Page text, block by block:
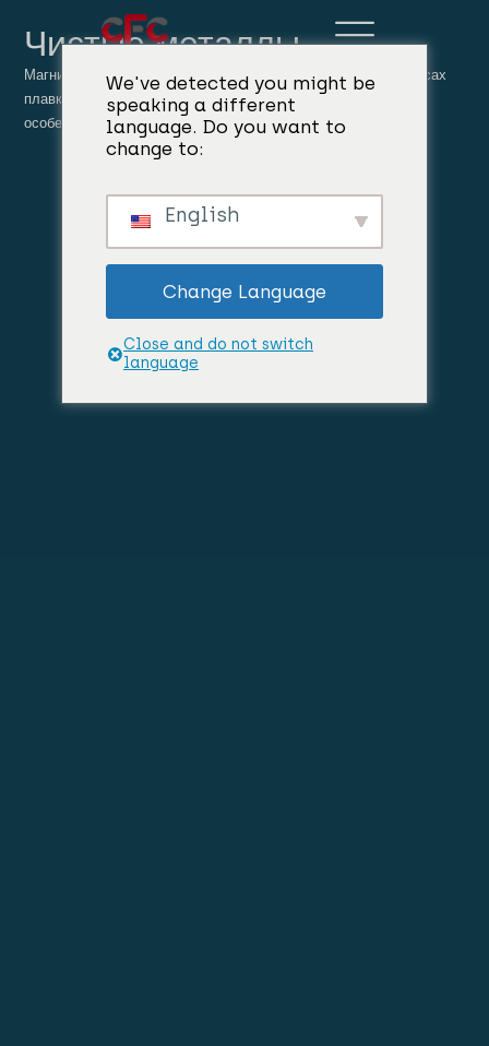
Чистые металлы
Магний и кремний являются важными элементами в процессах
плавки алюминия, улучшая свойства конечных сплавов,
особенно сплава 6063 для алюминиевых профилей.
We've detected you might be
speaking a different
language. Do you want to
change to:
English
Change Language
Close and do not switch
language